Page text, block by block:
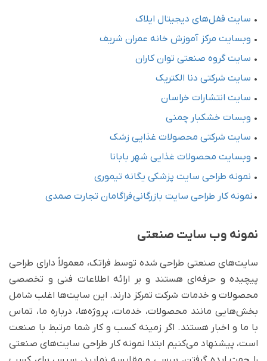
• سایت قفل‌های دیجیتال ایلاک
• وبسایت مرکز آموزش خانه عمران شریف
• سایت گروه صنعتی توان کاران
• سایت شرکتی دنا الکتریک
• سایت انتشارات خراسان
• وبسات خشکبار چمنی
• سایت شرکتی محصولات غذایی زشک
• وبسایت محصولات غذایی شهر بابانا
• نمونه طراحی سایت پزشکی یگانه تیموری
• نمونه کار طراحی سایت بازرگانی فراگامان تجارت صمدی
نمونه وب سایت صنعتی
سایت‌های صنعتی طراحی شده توسط فراتک، معمولاً دارای طراحی
پیچیده و حرفه‌ای هستند و بر ارائه اطلاعات فنی و تخصصی
محصولات و خدمات شرکت تمرکز دارند. این سایت‌ها اغلب شامل
بخش‌هایی مانند محصولات، خدمات، پروژه‌ها، درباره ما، تماس
با ما و اخبار هستند. اگر زمینه کسب و کار شما مرتبط با صنعت
است، پیشنهاد می‌کنیم ابتدا نمونه کار طراحی سایت‌های صنعتی